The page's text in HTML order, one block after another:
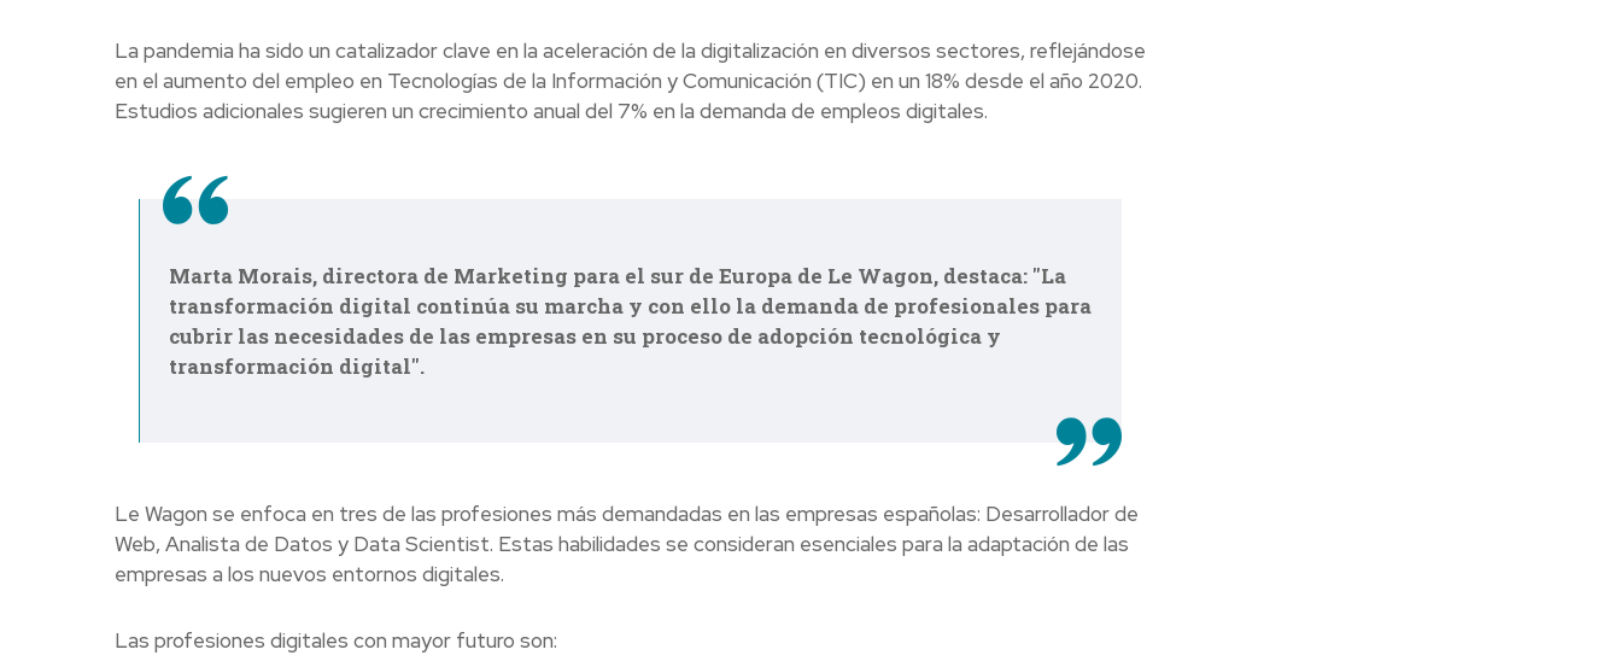
La pandemia ha sido un catalizador clave en la aceleración de la digitalización en diversos sectores, reflejándose
en el aumento del empleo en Tecnologías de la Información y Comunicación (TIC) en un 18% desde el año 2020.
Estudios adicionales sugieren un crecimiento anual del 7% en la demanda de empleos digitales.
Marta Morais, directora de Marketing para el sur de Europa de Le Wagon, destaca: "La
transformación digital continúa su marcha y con ello la demanda de profesionales para
cubrir las necesidades de las empresas en su proceso de adopción tecnológica y
transformación digital".
Le Wagon se enfoca en tres de las profesiones más demandadas en las empresas españolas: Desarrollador de
Web, Analista de Datos y Data Scientist. Estas habilidades se consideran esenciales para la adaptación de las
empresas a los nuevos entornos digitales.
Las profesiones digitales con mayor futuro son: